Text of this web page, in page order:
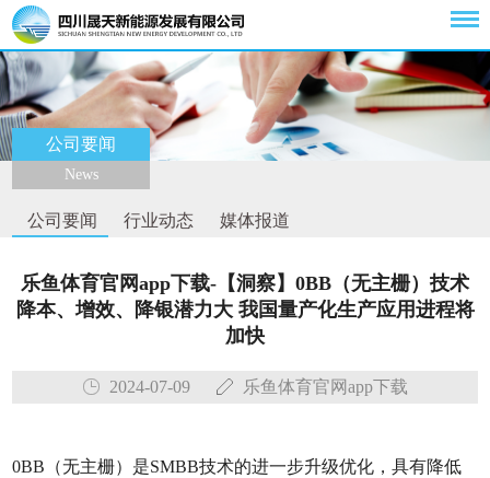
公司要闻
News
公司要闻 行业动态 媒体报道
乐鱼体育官网app下载-【洞察】0BB（无主栅）技术
降本、增效、降银潜力大 我国量产化生产应用进程将
加快
2024-07-09 乐鱼体育官网app下载
0BB（无主栅）是SMBB技术的进一步升级优化，具有降低